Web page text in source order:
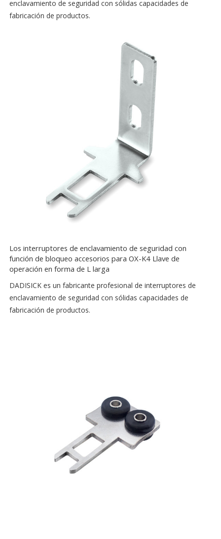
enclavamiento de seguridad con sólidas capacidades de
fabricación de productos.
Los interruptores de enclavamiento de seguridad con
función de bloqueo accesorios para OX-K4 Llave de
operación en forma de L larga
DADISICK es un fabricante profesional de interruptores de
enclavamiento de seguridad con sólidas capacidades de
fabricación de productos.